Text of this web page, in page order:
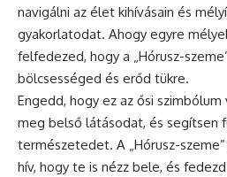
navigálni az élet kihívásain és
gyakorlatodat. Ahogy egyre
felfedezed, hogy a „Hórusz-
bölcsességed és erőd tükre.
Engedd, hogy ez az ősi szimbólum
meg belső látásodat, és segítsen
természetedet. A „Hórusz-
hív, hogy te is nézz bele, és